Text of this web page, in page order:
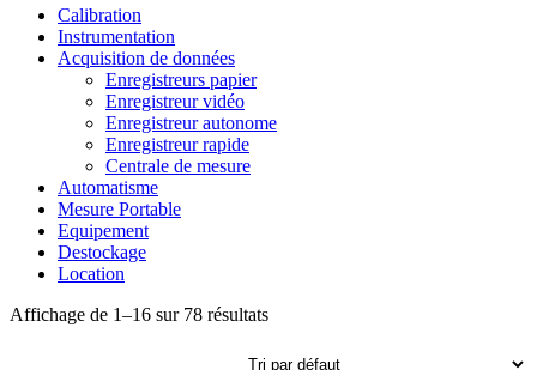
Calibration
Instrumentation
Acquisition de données
Enregistreurs papier
Enregistreur vidéo
Enregistreur autonome
Enregistreur rapide
Centrale de mesure
Automatisme
Mesure Portable
Equipement
Destockage
Location
Affichage de 1–16 sur 78 résultats